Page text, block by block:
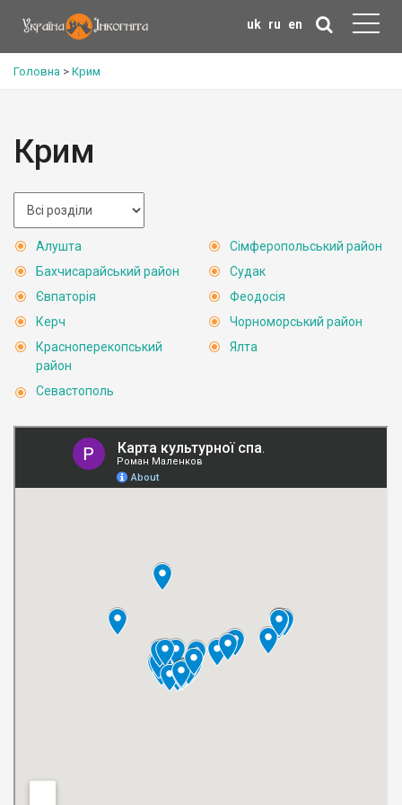
uk ru en
Головна > Крим
Крим
Алушта
Бахчисарайський район
Євпаторія
Керч
Красноперекопський
район
Севастополь
Сімферопольський район
Судак
Феодосія
Чорноморський район
Ялта